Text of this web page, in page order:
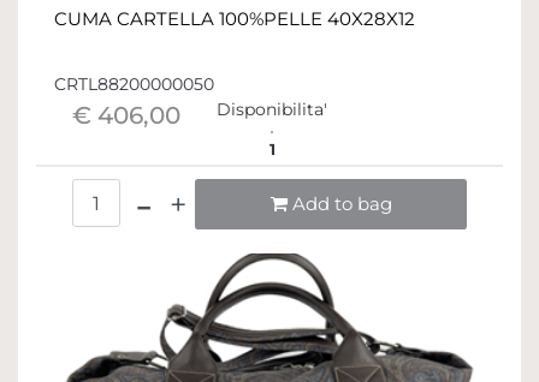
CUMA CARTELLA 100%PELLE 40X28X12
CRTL88200000050
€ 406,00 Disponibilita'
1
Add to bag